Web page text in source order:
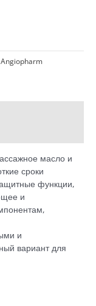
Angiopharm
масло и
сроки
функции,
и
и
вариант для